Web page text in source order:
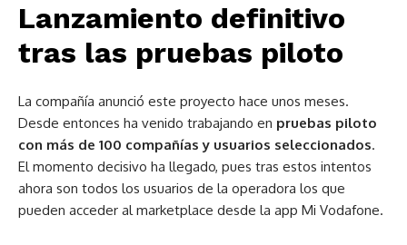
Lanzamiento definitivo
tras las pruebas piloto
La compañía anunció este proyecto hace unos meses.
Desde entonces ha venido trabajando en pruebas piloto
con más de 100 compañíasy usuarios seleccionados.
El momento decisivo ha llegado, pues tras estos intentos
ahora son todos los usuarios de la operadora los que
pueden acceder al marketplace desde la app Mi Vodafone.